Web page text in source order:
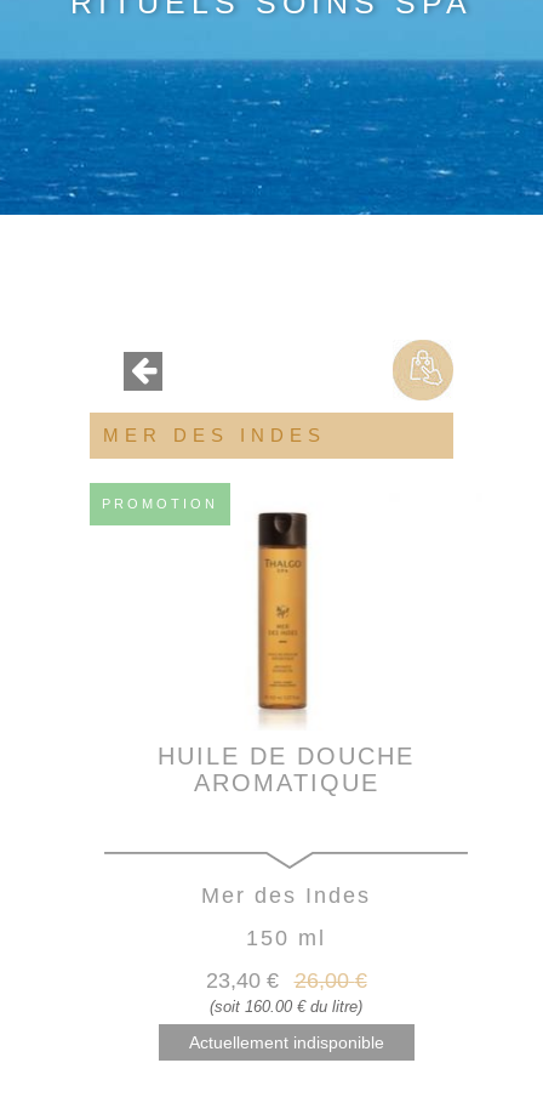
MER DES INDES
PROMOTION
HUILE DE DOUCHE
AROMATIQUE
Mer des Indes
150 ml
23,40 € 26,00 €
(soit 160.00 € du litre)
Actuellement indisponible